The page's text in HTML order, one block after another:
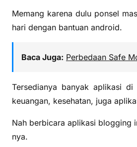
Memang karena dulu ponsel
hari dengan bantuan android.
Baca Juga: Perbedaan Safe
Tersedianya banyak aplikasi
keuangan, kesehatan, juga
Nah berbicara aplikasi blogging
nya.